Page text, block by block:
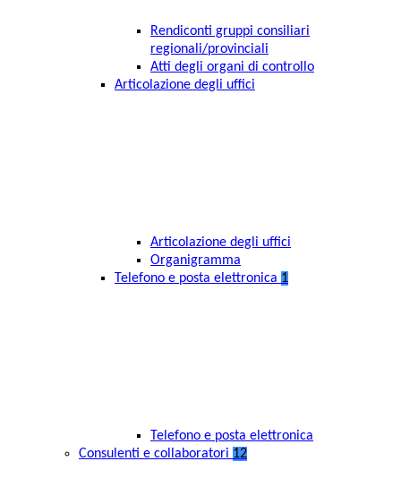
Rendiconti gruppi consiliari
regionali/provinciali
Atti degli organi di controllo
Articolazione degli uffici
Articolazione degli uffici
Organigramma
Telefono e posta elettronica 1
Telefono e posta elettronica
Consulenti e collaboratori 12